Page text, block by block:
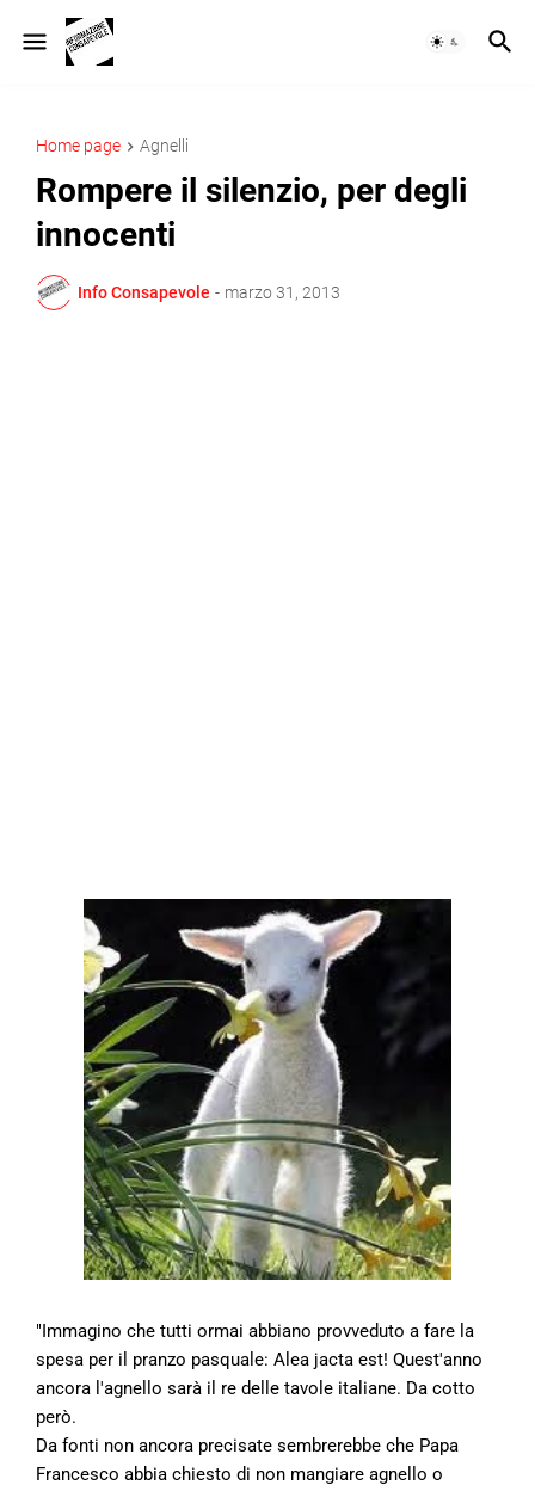
Home page Agnelli
Rompere il silenzio, per degli
innocenti
Info Consapevole - marzo 31, 2013
"Immagino che tutti ormai abbiano provveduto a fare la
spesa per il pranzo pasquale: Alea jacta est! Quest'anno
ancora l'agnello sarà il re delle tavole italiane. Da cotto
però.
Da fonti non ancora precisate sembrerebbe che Papa
Francesco abbia chiesto di non mangiare agnello o